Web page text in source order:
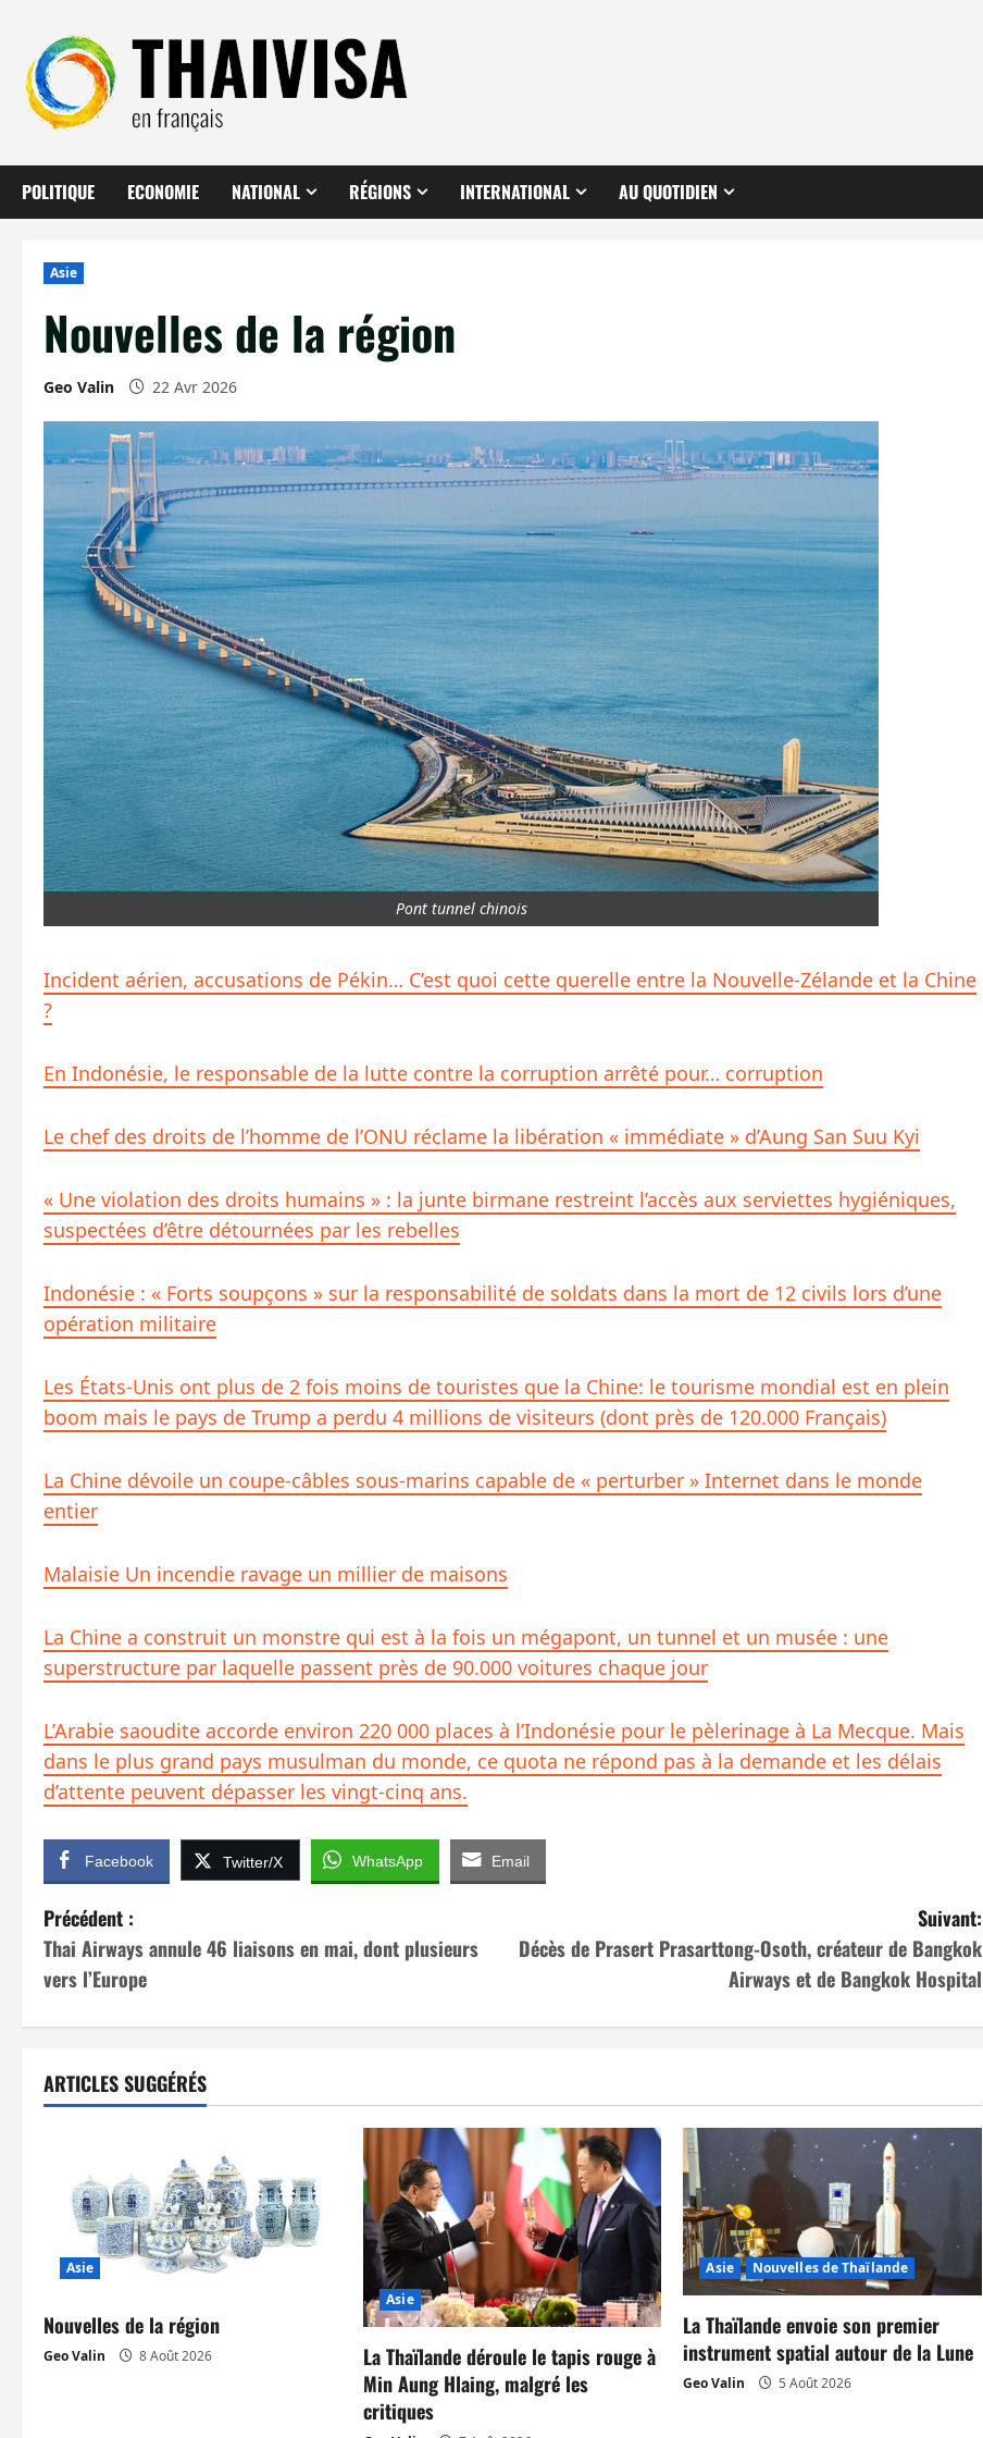
contenu
POLITIQUE ECONOMIE NATIONAL RÉGIONS INTERNATIONAL AU QUOTIDIEN
Asie
Nouvelles de la région
Geo Valin 22 Avr 2026
Pont tunnel chinois
Incident aérien, accusations de Pékin… C’est quoi cette querelle entre la Nouvelle-Zélande et la Chine
?
En Indonésie, le responsable de la lutte contre la corruption arrêté pour… corruption
Le chef des droits de l’homme de l’ONU réclame la libération « immédiate » d’Aung San Suu Kyi
« Une violation des droits humains » : la junte birmane restreint l’accès aux serviettes hygiéniques,
suspectées d’être détournées par les rebelles
Indonésie : « Forts soupçons » sur la responsabilité de soldats dans la mort de 12 civils lors d’une
opération militaire
Les États-Unis ont plus de 2 fois moins de touristes que la Chine: le tourisme mondial est en plein
boom mais le pays de Trump a perdu 4 millions de visiteurs (dont près de 120.000 Français)
La Chine dévoile un coupe-câbles sous-marins capable de « perturber » Internet dans le monde
entier
Malaisie Un incendie ravage un millier de maisons
La Chine a construit un monstre qui est à la fois un mégapont, un tunnel et un musée : une
superstructure par laquelle passent près de 90.000 voitures chaque jour
L’Arabie saoudite accorde environ 220 000 places à l’Indonésie pour le pèlerinage à La Mecque. Mais
dans le plus grand pays musulman du monde, ce quota ne répond pas à la demande et les délais
d’attente peuvent dépasser les vingt-cinq ans.
Facebook Twitter/X WhatsApp Email
N
a
v
g
n
Précédent :
Thai Airways annule 46 liaisons en mai, dont plusieurs
vers l’Europe
Suivant:
Décès de Prasert Prasarttong-Osoth, créateur de Bangkok
Airways et de Bangkok Hospital
ARTICLES SUGGÉRÉS
Asie
Nouvelles de la région
Geo Valin 8 Août 2026
Asie
La Thaïlande déroule le tapis rouge à
Min Aung Hlaing, malgré les
critiques
Asie Nouvelles de Thaïlande
La Thaïlande envoie son premier
instrument spatial autour de la Lune
Geo Valin 5 Août 2026